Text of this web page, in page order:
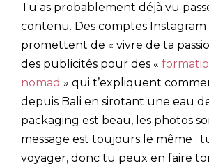
Tu as probablement déjà vu
contenu. Des comptes
promettent de « vivre de ta
des publicités pour des «
nomad » qui t’expliquent
depuis Bali en sirotant une eau
packaging est beau, les photos
message est toujours le même :
voyager, donc tu peux en faire